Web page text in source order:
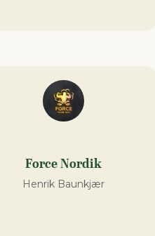
Force Nordik
Henrik Baunkjær